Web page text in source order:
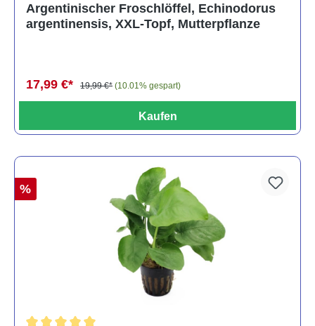
Argentinischer Froschlöffel, Echinodorus
argentinensis, XXL-Topf, Mutterpflanze
17,99 €* 19,99 €* (10.01% gespart)
Kaufen
%